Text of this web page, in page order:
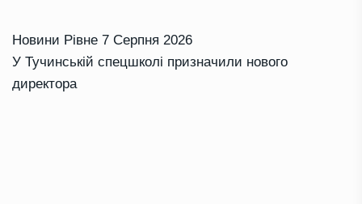
Новини Рівне 7 Серпня 2026
У Тучинській спецшколі призначили нового
директора